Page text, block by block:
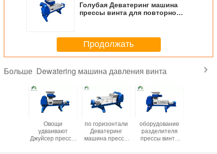
Голубая Деватеринг машина
прессы винта для повторно
Продолжать
Больше Dewatering машина давления винта
Овощи
удваивают
Джуйсер прессы
по горизонтали
Деватеринг
машина прессы
оборудование
разделителя
прессы винта